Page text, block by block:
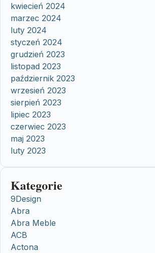
kwiecień 2024
marzec 2024
luty 2024
styczeń 2024
grudzień 2023
listopad 2023
październik 2023
wrzesień 2023
sierpień 2023
lipiec 2023
czerwiec 2023
maj 2023
luty 2023
Kategorie
9Design
Abra
Abra Meble
ACB
Actona